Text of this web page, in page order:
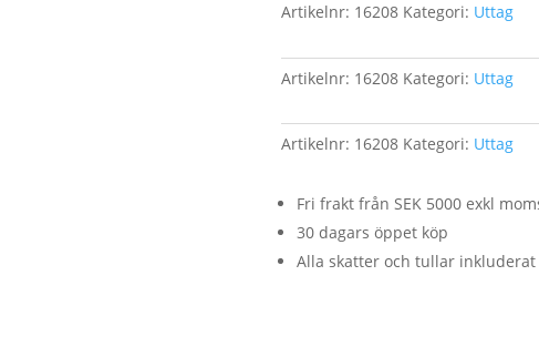
Artikelnr: 16208 Kategori: Uttag
Artikelnr: 16208 Kategori: Uttag
Artikelnr: 16208 Kategori: Uttag
Fri frakt från SEK 5000 exkl
30 dagars öppet köp
Alla skatter och tullar inkluderat